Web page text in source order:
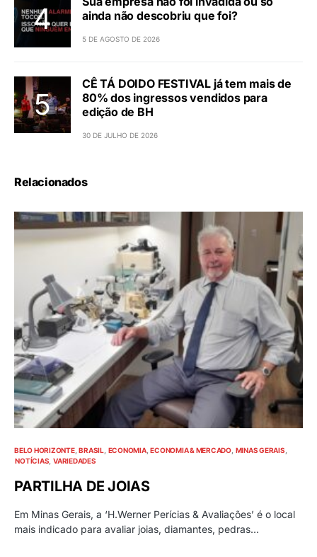
ainda não descobriu que foi?
5 DE AGOSTO DE 2026
CÊ TÁ DOIDO FESTIVAL já tem mais de
80% dos ingressos vendidos para
edição de BH
30 DE JULHO DE 2026
Relacionados
BELO HORIZONTE BRASIL ECONOMIA ECONOMIA & MERCADO MINAS GERAIS
NOTÍCIAS VARIEDADES
PARTILHA DE JOIAS
Em Minas Gerais, a ‘H.Werner Perícias & Avaliações’ é o local
mais indicado para avaliar joias, diamantes, pedras…